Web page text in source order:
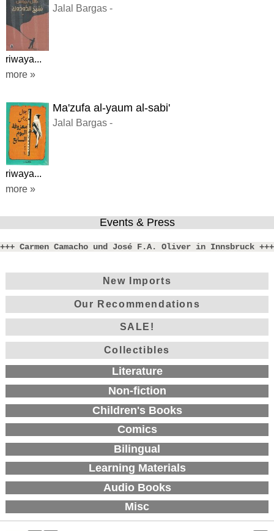
Jalal Bargas -
riwaya...
more »
Ma'zufa al-yaum al-sabi'
Jalal Bargas -
riwaya...
more »
Events & Press
+++ Carmen Camacho und José F.A. Oliver in Innsbruck +++
New Imports
Our Recommendations
SALE!
Collectibles
Literature
Non-fiction
Children's Books
Comics
Bilingual
Learning Materials
Audio Books
Misc